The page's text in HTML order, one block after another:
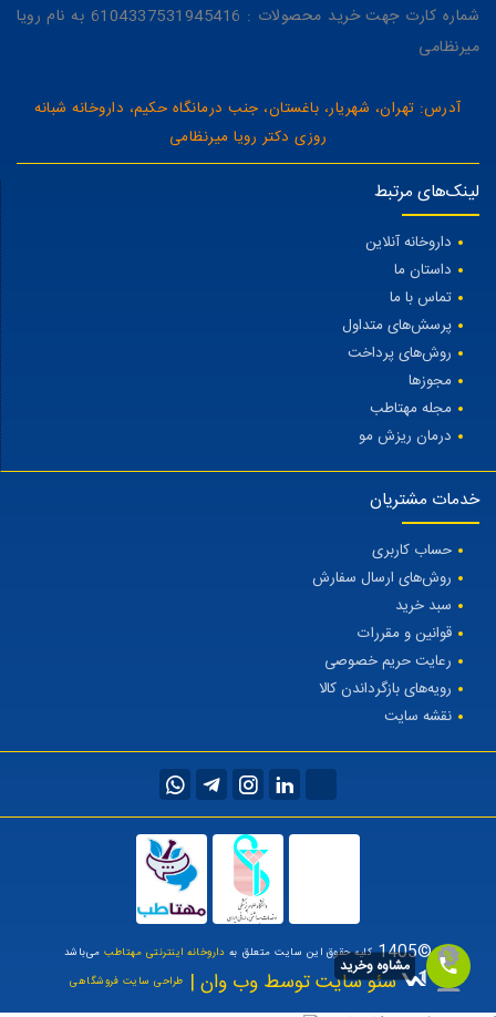
شماره کارت جهت خرید محصولات : 6104337531945416 به نام رویا
میرنظامی
آدرس: تهران، شهریار، باغستان، جنب درمانگاه حکیم، داروخانه شبانه
روزی دکتر رویا میرنظامی
لینک‌های مرتبط
داروخانه آنلاین
داستان ما
تماس با ما
پرسش‌های متداول
روش‌های پرداخت
مجوزها
مجله مهتاطب
درمان ریزش مو
خدمات مشتریان
حساب کاربری
روش‌های ارسال سفارش
سبد خرید
قوانین و مقررات
رعایت حریم خصوصی
رویه‌های بازگرداندن کالا
نقشه سایت
©1405 کلیه حقوق این سایت متعلق به داروخانه اینترنتی مهتاطبمی‌باشد
سئو سایت توسط وب وان | طراحی سایت فروشگاهی
مشاوه وخرید